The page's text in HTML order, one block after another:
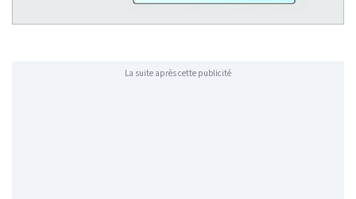
La suite après cette publicité